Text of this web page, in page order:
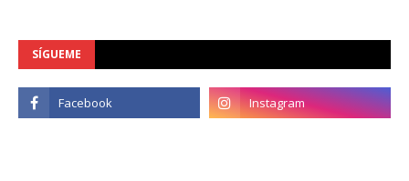
SÍGUEME